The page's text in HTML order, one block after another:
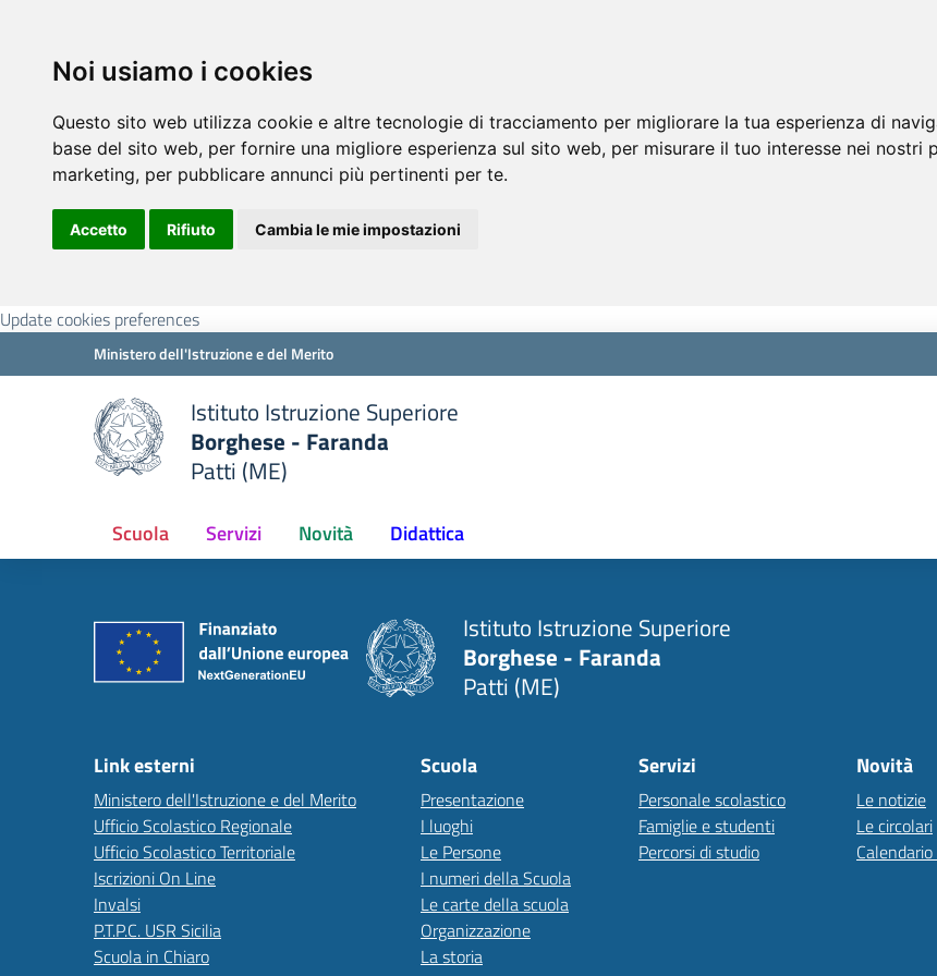
Noi usiamo i cookies
Questo sito web utilizza cookie e altre tecnologie di tracciamento per migliorare la tua esperienza di
base del sito web, per fornire una migliore esperienza sul sito web, per misurare il tuo interesse nei
marketing, per pubblicare annunci più pertinenti per te.
Accetto Rifiuto Cambia le mie impostazioni
Update cookies preferences
Ministero dell'Istruzione e del Merito
Istituto Istruzione Superiore
Borghese - Faranda
Patti (ME)
Scuola Servizi Novità Didattica
Istituto Istruzione Superiore
Borghese - Faranda
Patti (ME)
Link esterni
Ministero dell'Istruzione e del Merito
Ufficio Scolastico Regionale
Ufficio Scolastico Territoriale
Iscrizioni On Line
Invalsi
P.T.P.C. USR Sicilia
Scuola in Chiaro
Scuola
Presentazione
I luoghi
Le Persone
I numeri della Scuola
Le carte della scuola
Organizzazione
La storia
Servizi
Personale scolastico
Famiglie e studenti
Percorsi di studio
Novità
Le notizie
Le circolari